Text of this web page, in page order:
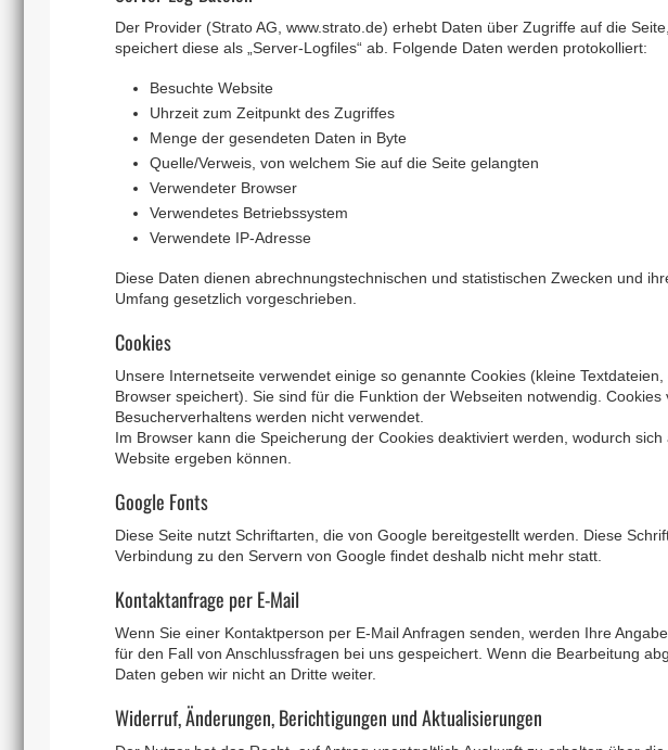
Der Provider (Strato AG, www.strato.de) erhebt Daten über Zugriffe auf die
speichert diese als „Server-Logfiles“ ab. Folgende Daten werden protokolliert:
Besuchte Website
Uhrzeit zum Zeitpunkt des Zugriffes
Menge der gesendeten Daten in Byte
Quelle/Verweis, von welchem Sie auf die Seite gelangten
Verwendeter Browser
Verwendetes Betriebssystem
Verwendete IP-Adresse
Diese Daten dienen abrechnungstechnischen und statistischen Zwecken und
Umfang gesetzlich vorgeschrieben.
Cookies
Unsere Internetseite verwendet einige so genannte Cookies (kleine
Browser speichert). Sie sind für die Funktion der Webseiten notwendig.
Besucherverhaltens werden nicht verwendet.
Im Browser kann die Speicherung der Cookies deaktiviert werden, wodurch
Website ergeben können.
Google Fonts
Diese Seite nutzt Schriftarten, die von Google bereitgestellt werden. Diese
Verbindung zu den Servern von Google findet deshalb nicht mehr statt.
Kontaktanfrage per E-Mail
Wenn Sie einer Kontaktperson per E-Mail Anfragen senden, werden Ihre
für den Fall von Anschlussfragen bei uns gespeichert. Wenn die Bearbeitung
Daten geben wir nicht an Dritte weiter.
Widerruf, Änderungen, Berichtigungen und Aktualisierungen